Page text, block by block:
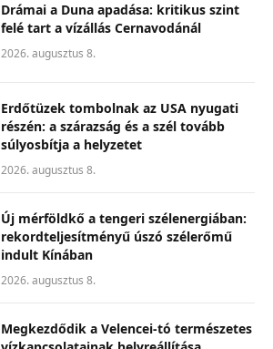
Drámai a Duna apadása: kritikus szint
felé tart a vízállás Cernavodánál
2026. augusztus 8.
Erdőtüzek tombolnak az USA nyugati
részén: a szárazság és a szél tovább
súlyosbítja a helyzetet
2026. augusztus 8.
Új mérföldkő a tengeri szélenergiában:
rekordteljesítményű úszó szélerőmű
indult Kínában
2026. augusztus 8.
Megkezdődik a Velencei-tó természetes